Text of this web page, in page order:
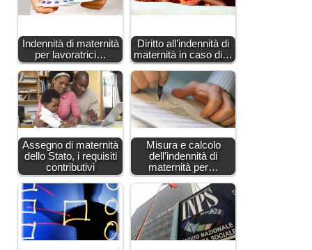
Indennità di maternità
per lavoratrici…
Diritto all’indennità di
maternità in caso di…
Assegno di maternità
dello Stato, i requisiti
contributivi
Misura e calcolo
dell’indennità di
maternità per…